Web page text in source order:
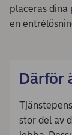
placeras dina
en
Därför
stor del av